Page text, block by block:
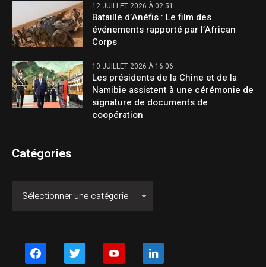
12 JUILLET 2026 À 02:51
Bataille d’Anéfis : Le film des
événements rapporté par l’African
Corps
10 JUILLET 2026 À 16:06
Les présidents de la Chine et de la
Namibie assistent à une cérémonie de
signature de documents de
coopération
Catégories
facebook twitter youtube linkedin